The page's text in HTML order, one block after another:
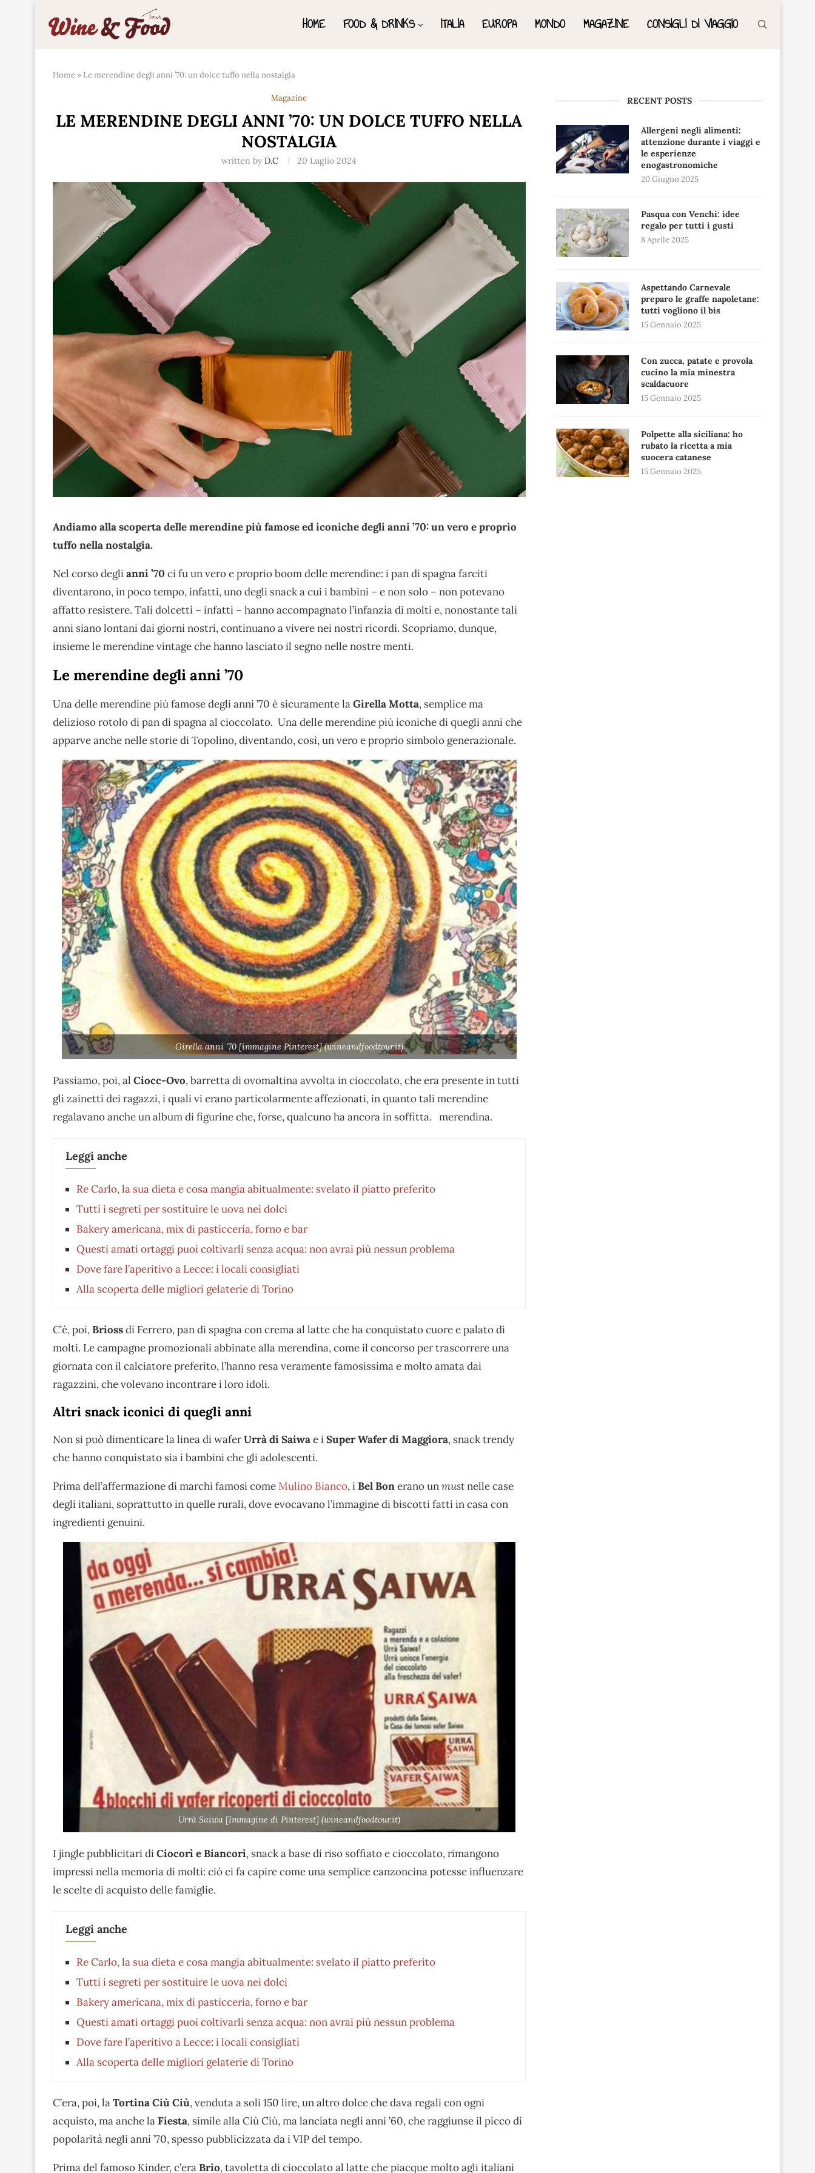
HOME FOOD & DRINKS ITALIA EUROPA MONDO MAGAZINE CONSIGLI DI VIAGGIO
Home » Le merendine degli anni ’70: un dolce tuffo nella nostalgia
Magazine
LE MERENDINE DEGLI ANNI ’70: UN DOLCE TUFFO NELLA
NOSTALGIA
written byD.C 20 Luglio 2024
Andiamo alla scoperta delle merendine più famose ed iconiche degli anni ’70: un vero e proprio
tuffo nella nostalgia.
Nel corso deglianni ’70 ci fu un vero e proprio boom delle merendine: i pan di spagna farciti
diventarono, in poco tempo, infatti, uno degli snack a cui i bambini – e non solo – non potevano
affatto resistere. Tali dolcetti – infatti – hanno accompagnato l’infanzia di molti e, nonostante tali
anni siano lontani dai giorni nostri, continuano a vivere nei nostri ricordi. Scopriamo, dunque,
insieme le merendine vintage che hanno lasciato il segno nelle nostre menti.
Le merendine degli anni ’70
Una delle merendine più famose degli anni ’70 è sicuramente laGirella Motta, semplice ma
delizioso rotolo di pan di spagna al cioccolato. Una delle merendine più iconiche di quegli anni che
apparve anche nelle storie di Topolino, diventando, così, un vero e proprio simbolo generazionale.
Girella anni ’70 [immagine Pinterest] (wineandfoodtour.it)
Passiamo, poi, al Ciocc-Ovo, barretta di ovomaltina avvolta in cioccolato, che era presente in tutti
gli zainetti dei ragazzi, i quali vi erano particolarmente affezionati, in quanto tali merendine
regalavano anche un album di figurine che, forse, qualcuno ha ancora in soffitta. merendina.
Leggi anche
Re Carlo, la sua dieta e cosa mangia abitualmente: svelato il piatto preferito
Tutti i segreti per sostituire le uova nei dolci
Bakery americana, mix di pasticceria, forno e bar
Questi amati ortaggi puoi coltivarli senza acqua: non avrai più nessun problema
Dove fare l’aperitivo a Lecce: i locali consigliati
Alla scoperta delle migliori gelaterie di Torino
C’è, poi,Briossdi Ferrero, pan di spagna con crema al latte che ha conquistato cuore e palato di
molti. Le campagne promozionali abbinate alla merendina, come il concorso per trascorrere una
giornata con il calciatore preferito, l’hanno resa veramente famosissima e molto amata dai
ragazzini, che volevano incontrare i loro idoli.
Altri snack iconici di quegli anni
Non si può dimenticare la linea di waferUrrà di Saiwae iSuper Wafer di Maggiora, snack trendy
che hanno conquistato sia i bambini che gli adolescenti.
Prima dell’affermazione di marchi famosi comeMulino Bianco, iBel Bonerano unmustnelle case
degli italiani, soprattutto in quelle rurali, dove evocavano l’immagine di biscotti fatti in casa con
ingredienti genuini.
Urrà Saiwa [Immagine di Pinterest] (wineandfoodtour.it)
I jingle pubblicitari diCiocorì e Biancorì, snack a base di riso soffiato e cioccolato, rimangono
impressi nella memoria di molti: ciò ci fa capire come una semplice canzoncina potesse influenzare
le scelte di acquisto delle famiglie.
Leggi anche
Re Carlo, la sua dieta e cosa mangia abitualmente: svelato il piatto preferito
Tutti i segreti per sostituire le uova nei dolci
Bakery americana, mix di pasticceria, forno e bar
Questi amati ortaggi puoi coltivarli senza acqua: non avrai più nessun problema
Dove fare l’aperitivo a Lecce: i locali consigliati
Alla scoperta delle migliori gelaterie di Torino
C’era, poi, laTortina Ciù Ciù, venduta a soli 150 lire, un altro dolce che dava regali con ogni
acquisto, ma anche laFiesta, simile alla Ciù Ciù, ma lanciata negli anni ’60, che raggiunse il picco di
popolarità negli anni ’70, spesso pubblicizzata da i VIP del tempo.
Prima del famoso Kinder, c’eraBrio, tavoletta di cioccolato al latte che piacque molto agli italiani
RECENT POSTS
Allergeni negli alimenti:
attenzione durante i viaggi e
le esperienze
enogastronomiche
20 Giugno 2025
Pasqua con Venchi: idee
regalo per tutti i gusti
8 Aprile 2025
Aspettando Carnevale
preparo le graffe napoletane:
tutti vogliono il bis
15 Gennaio 2025
Con zucca, patate e provola
cucino la mia minestra
scaldacuore
15 Gennaio 2025
Polpette alla siciliana: ho
rubato la ricetta a mia
suocera catanese
15 Gennaio 2025